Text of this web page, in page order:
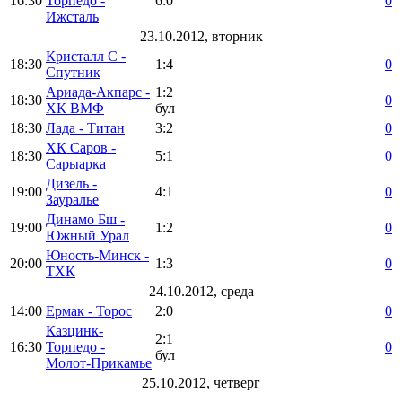
Ижсталь
23.10.2012, вторник
18:30
Кристалл С -
Спутник
1:4 0
18:30
Ариада-Акпарс -
ХК ВМФ
1:2
бул
0
18:30 Лада - Титан 3:2
0
18:30
ХК Саров -
Сарыарка
5:1 0
19:00
Дизель -
Зауралье
4:1 0
19:00
Динамо Бш -
Южный Урал
1:2 0
20:00
Юность-Минск -
ТХК
1:3
0
24.10.2012, среда
14:00 Ермак - Торос 2:0 0
16:30
Казцинк-
Торпедо -
Молот-Прикамье
2:1
бул
0
25.10.2012, четверг